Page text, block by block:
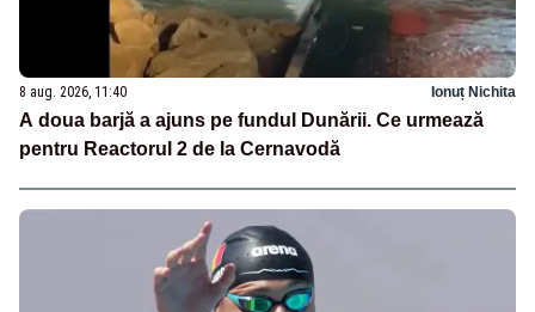
8 aug. 2026, 11:40 Ionuț Nichita
A doua barjă a ajuns pe fundul Dunării. Ce urmează
pentru Reactorul 2 de la Cernavodă